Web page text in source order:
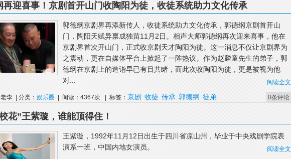
再迎喜事！京剧首开山门收陶阳为徒，收徒系统助力文化传承
郭德纲京剧界再添新传人，收徒系统助力文化传承，郭德纲京剧首开山
门，陶阳天赋异禀成独苗11月2日。相声大师郭德纲再次迎来喜事，他在
京剧界首次开山门，正式收京剧天才陶阳为徒。这一消息不仅让京剧界为
之震动，更在自媒体平台上掀起了一阵热议。作为赵麟童先生的弟子，郭
德纲在京剧上的造诣早已有目共睹，而此次收陶阳为徒，更是被视为他
对...
阅读全文
0条评论
李 | 分类： 娱乐圈 | 阅读：4367次 | 标签： 京剧 收徒 传承 郭德纲 徒弟
花”王紫璇，谁能顶得住！
王紫璇，1992年11月12日出生于四川省凉山州，毕业于中央戏剧学院表
演系一班，中国内地女演员。
阅读全文